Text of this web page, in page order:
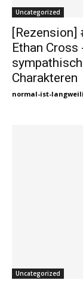
Uncategorized
Ethan
Charakteren
normal-ist-
Uncategorized